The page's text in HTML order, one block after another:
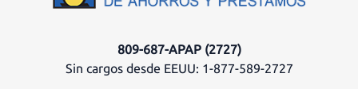
809-687-APAP (2727)
Sin cargos desde EEUU: 1-877-589-2727